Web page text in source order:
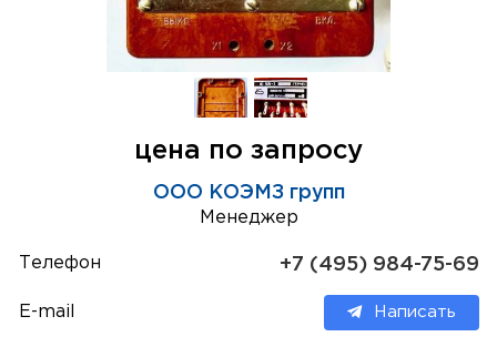
цена по запросу
ООО КОЭМЗ групп
Менеджер
Телефон +7 (495) 984-75-69
E-mail Написать